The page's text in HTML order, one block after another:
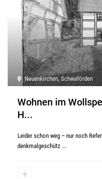
Neuenkirchen,Schwaförden
Wohnen im
H...
Leider schon weg – nur noch
denkmalgeschütz ...